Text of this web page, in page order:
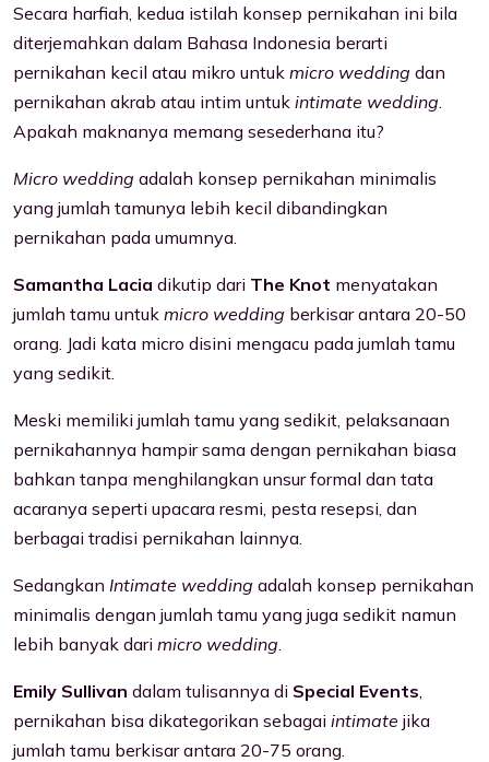
Secara harfiah, kedua istilah konsep pernikahan ini bila
diterjemahkan dalam Bahasa Indonesia berarti
pernikahan kecil atau mikro untuk micro wedding dan
pernikahan akrab atau intim untuk intimate wedding
Apakah maknanya memang sesederhana itu?
Micro wedding adalah konsep pernikahan minimalis
yang jumlah tamunya lebih kecil dibandingkan
pernikahan pada umumnya.
Samantha Lacia dikutip dari The Knot menyatakan
jumlah tamu untuk micro wedding berkisar antara 20-50
orang. Jadi kata micro disini mengacu pada jumlah tamu
yang sedikit.
Meski memiliki jumlah tamu yang sedikit, pelaksanaan
pernikahannya hampir sama dengan pernikahan biasa
bahkan tanpa menghilangkan unsur formal dan tata
acaranya seperti upacara resmi, pesta resepsi, dan
berbagai tradisi pernikahan lainnya.
Sedangkan Intimate wedding adalah konsep pernikahan
minimalis dengan jumlah tamu yang juga sedikit namun
lebih banyak dari micro wedding
Emily Sullivan dalam tulisannya di Special Events
pernikahan bisa dikategorikan sebagai intimate jika
jumlah tamu berkisar antara 20-75 orang.